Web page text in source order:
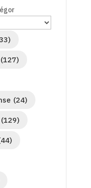
(127)
(24)
(129)